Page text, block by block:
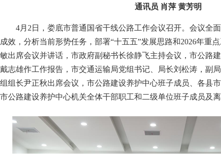
通讯员 肖萍 黄芳明
4月2日，娄底市普通国省干线公路工作会议召开。会议全
成效，分析当前形势任务，部署“十五五”发展思路和2026年重
敏出席会议并讲话，市政府副秘书长徐静飞主持会议，市公路
戴志雄作工作报告，市交通运输局党组书记、局长刘松涛，副
组组长尹正秋出席会议，市公路建设养护中心班子成员、各县
市公路建设养护中心机关全体干部职工和二级单位班子成员及